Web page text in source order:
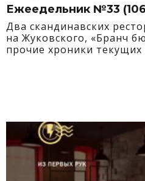
Ежеедельник №33
Два скандинавских
на Жуковского, «Бранч
прочие хроники текущих